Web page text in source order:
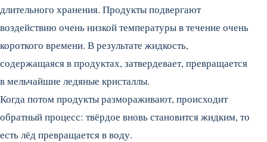
длительного хранения. Продукты подвергают
воздействию очень низкой температуры в течение очень
короткого времени. В результате жидкость,
содержащаяся в продуктах, затвердевает, превращается
в мельчайшие ледяные кристаллы.
Когда потом продукты размораживают, происходит
обратный процесс: твёрдое вновь становится жидким, то
есть лёд превращается в воду.